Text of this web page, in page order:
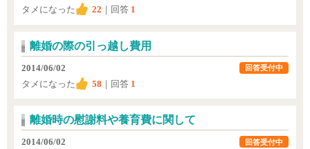
タメになった
22 ｜回答 1
離婚の際の引っ越し費用
2014/06/02
タメになった
58 ｜回答 1
回答受付中
離婚時の慰謝料や養育費に関して
2014/06/02
回答受付中